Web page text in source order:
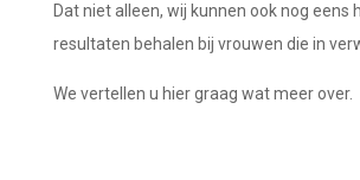
Dat niet alleen, wij kunnen ook nog eens
resultaten behalen bij vrouwen die in
We vertellen u hier graag wat meer over.